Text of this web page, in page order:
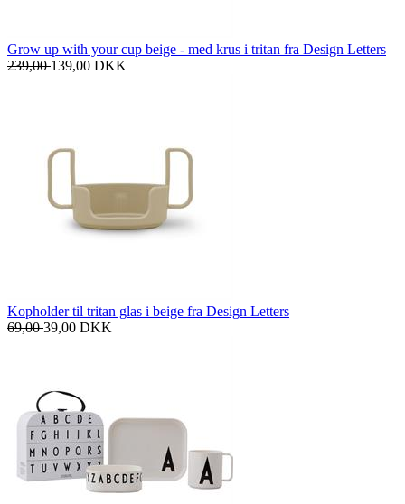
Grow up with your cup beige - med krus i tritan fra Design Letters
239,00139,00 DKK
Kopholder til tritan glas i beige fra Design Letters
69,0039,00 DKK